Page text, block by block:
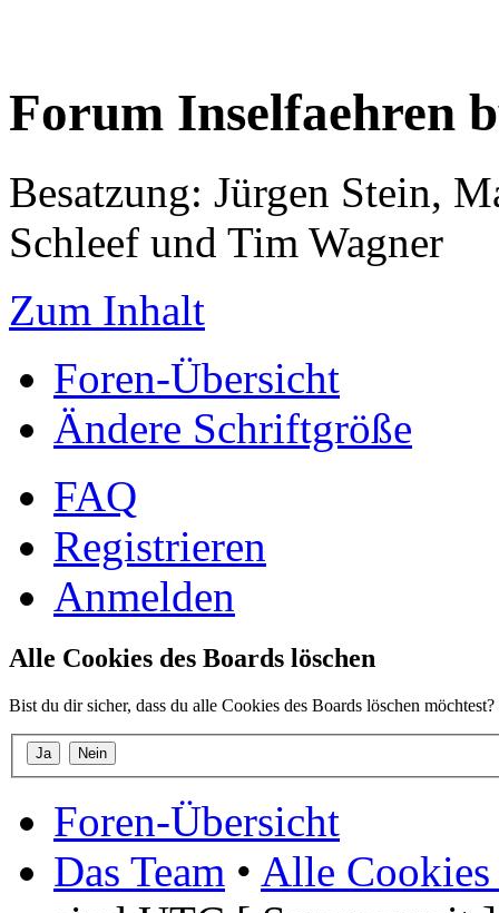
Forum Inselfaehren
Besatzung: Jürgen Stein,
Schleef und Tim Wagner
Zum Inhalt
Foren-Übersicht
Ändere Schriftgröße
FAQ
Registrieren
Anmelden
Alle Cookies des Boards löschen
Bist du dir sicher, dass du alle Cookies des Boards löschen möchtest?
Foren-Übersicht
Das Team • Alle Cookies